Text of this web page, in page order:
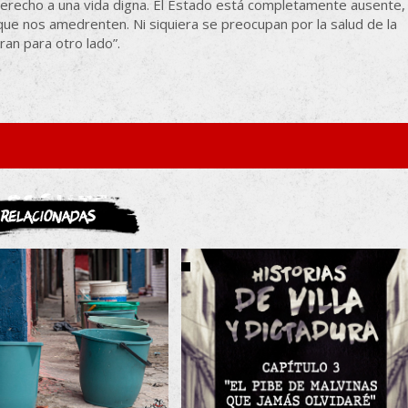
a una vida digna. El Estado está completamente ausente,
nos amedrenten. Ni siquiera se preocupan por la salud de la
para otro lado”.
Relacionadas